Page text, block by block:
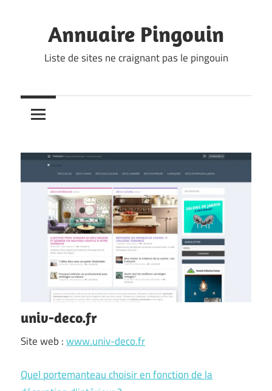
contentAnnuaire Pingouin
Liste de sites ne craignant pas le pingouin
univ-deco.fr
Site web :www.univ-deco.fr
Quel portemanteau choisir en fonction de la